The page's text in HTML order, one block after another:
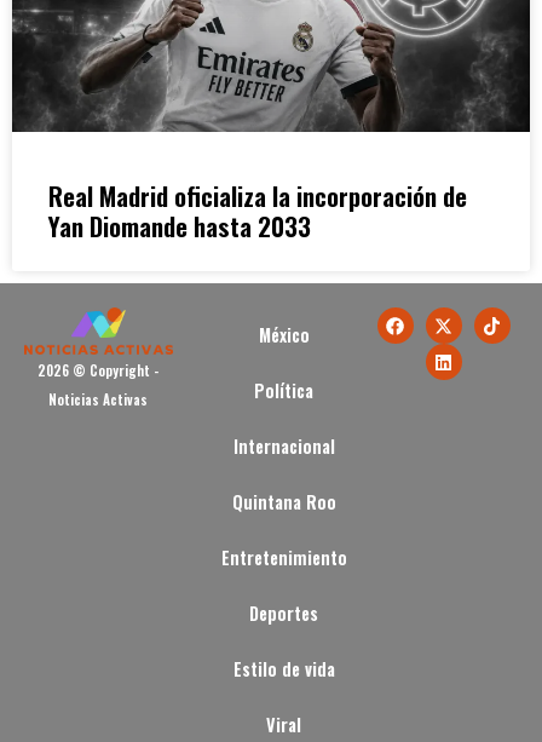
Real Madrid oficializa la incorporación de
Yan Diomande hasta 2033
2026 © Copyright -
Noticias Activas
México
Política
Internacional
Quintana Roo
Entretenimiento
Deportes
Estilo de vida
Viral